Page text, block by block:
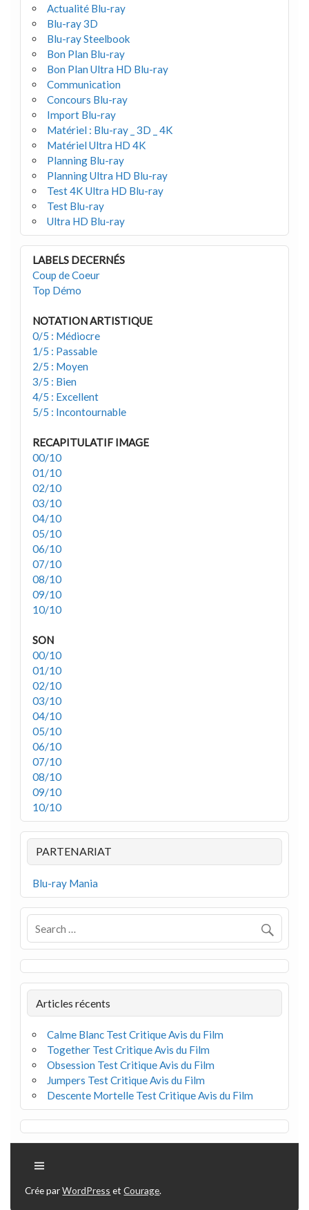
Actualité Blu-ray
Blu-ray 3D
Blu-ray Steelbook
Bon Plan Blu-ray
Bon Plan Ultra HD Blu-ray
Communication
Concours Blu-ray
Import Blu-ray
Matériel : Blu-ray _ 3D _ 4K
Matériel Ultra HD 4K
Planning Blu-ray
Planning Ultra HD Blu-ray
Test 4K Ultra HD Blu-ray
Test Blu-ray
Ultra HD Blu-ray
LABELS DECERNÉS
Coup de Coeur
Top Démo
NOTATION ARTISTIQUE
0/5 : Médiocre
1/5 : Passable
2/5 : Moyen
3/5 : Bien
4/5 : Excellent
5/5 : Incontournable
RECAPITULATIF IMAGE
00/10
01/10
02/10
03/10
04/10
05/10
06/10
07/10
08/10
09/10
10/10
SON
00/10
01/10
02/10
03/10
04/10
05/10
06/10
07/10
08/10
09/10
10/10
PARTENARIAT
Blu-ray Mania
Articles récents
Calme Blanc Test Critique Avis du Film
Together Test Critique Avis du Film
Obsession Test Critique Avis du Film
Jumpers Test Critique Avis du Film
Descente Mortelle Test Critique Avis du Film
Crée parWordPress etCourage.